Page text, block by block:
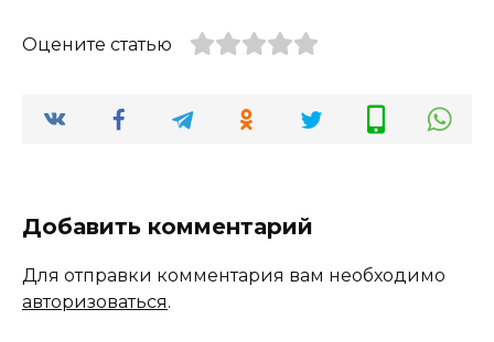
Оцените статью
Добавить комментарий
Для отправки комментария вам необходимо
авторизоваться.